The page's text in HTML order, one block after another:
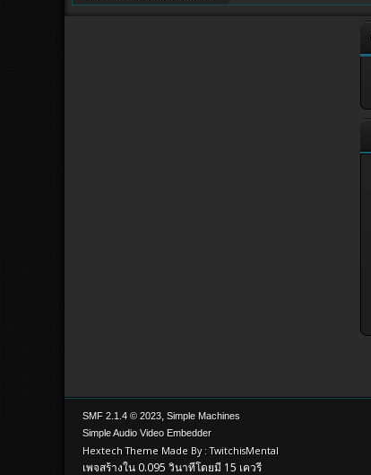
SMF 2.1.4 © 2023, Simple Machines
Simple Audio Video Embedder
Hextech Theme Made By : TwitchisMental
เพจสร้างใน 0.095 วินาทีโดยมี 15 เควรี